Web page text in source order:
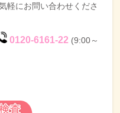
軽にお問い合わせくださ
0120-6161-22 (9:00～